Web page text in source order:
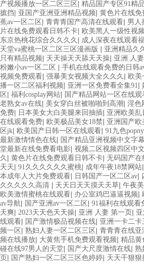
产视频播放一区二区三区 | 精品国产专区91精品
摭挡| 亚国产亚洲亚洲精品视频| 黄色片在线
蕉av一区二区 | 青青青国产高清在线观看| 男人
片在线免费观看日韩不卡| 欧美黑人一级性视频
东京热桃花综合久久久久 | 成人深夜在线观看
天堂va蜜桃一区二区三区漫画版 | 亚洲精品久
只有精品视频| 天天操天天舔天天操| 亚洲 人
粉嫩小av一区二区 | 手机在线观看免费的日韩
视频免费观看| 强暴美女视频大全久久久 | 欧
播一区二区福利视频| 亚洲一区免费看全集91|
区 | 福利cosplay网站| 国产精品网站一区在线观
老熟女av在线| 美女穿白丝被啪啪到高潮| 淫色
免费| 日本美女大白美腿来回抽插| 亚洲欧美
在线观看免费| 欧美极品美女18禁| 亚洲国产欧
区jk| 欧美国产日韩一区在线观看| 91九色
最新激情情色在线| 国产精品亚洲视频中文字幕
堂最新在线免费看电影| 视频二区视频四区中文
久 | 黄色片在线免费观看日韩不卡| 无码国产在
天天| 91久久久久久久蜜桃| 成年午夜18禁网站|
本成年人大片免费观看| 日韩国产一区二区av|
久久久久久高清 | 天天日天天摸天天草| 午夜
欧美激情蜜桃在线观看| 办公室鸡巴逼逼视频|
av导航| 国产亚洲av一区二区 | 91福利在线观看
天爽| 2023天天色天天操| 亚洲 人妻 第一页 |
线观看| 国产激情极品视频在线| 亚洲一卡二
频一区 | 熟妇人妻一区二区三区 | 青青青在线亚
频在线播放| 大黄焦手机免费观看视频| 精品黄
碰在线97男人的天堂| 国产大尺度激情在线| 熟
页 | 国产熟妇一区二区三区色婷婷| 天天干狠狠